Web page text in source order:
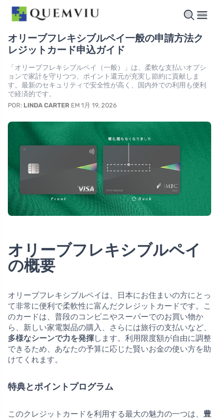
オリーブフレキシブルペイ一般の申請方法ク
レジットカード申込ガイド
「オリーブフレキシブルペイ（一般）」は、柔軟な支払いオプシ
ョンで家計を守りつつ、ポイント還元が充実し節約に貢献しま
す。最新のセキュリティで安全性が高く、国内外での利用も便利
で経済的です。
POR: LINDA CARTER EM 1月 19, 2026
オリーブフレキシブルペイ
の概要
オリーブフレキシブルペイは、日本にお住まいの方にとっ
て非常に便利で柔軟性に富んだクレジットカードです。こ
のカードは、普段のコンビニやスーパーでのお買い物か
ら、新しい家電製品の購入、さらには旅行の支払いなど、
多様なシーンで力を発揮します。利用限度額が自由に調整
できるため、あなたの予算に応じた賢いお金の使い方を助
けてくれます。
特典とポイントプログラム
このクレジットカードを利用する最大の魅力の一つは、 豊